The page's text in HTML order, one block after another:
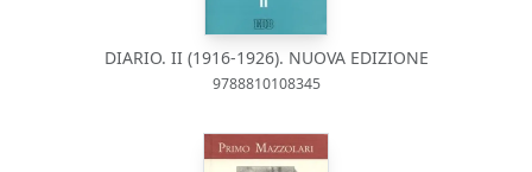
DIARIO. II (1916-1926). NUOVA EDIZIONE
9788810108345